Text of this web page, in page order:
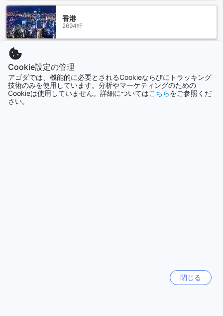
市内中心部に向かうバスが出ており、そこから地元のバスや
トゥクトゥクを利用してザ ガレージにアクセスできます。バ
スの運行時間やルートを確認して、効率的に移動することが
大切です。どの交通手段を選んでも、チェンライの美しい風
ザ ガレージの周辺ランドマーク
ザ ガレージは、チェンライの中心地に位置し、周囲には重要
な医療施設が点在しています。サン サイ ヘルス プロモーティ
ング ホスピタルは、健康と福祉を重視した先進的な医療サー
このバスターミナルでは、チェンライ市内外へのバスが頻繁
に運行されており、周辺の観光地や他の都市への移動がスム
香港
2694軒
1505軒
もっと見る
Cookie設定の管理
アゴダでは、機能的に必要とされるCookieならびにトラッキング
技術のみを使用しています。分析やマーケティングのための
Cookieは使用していません。詳細についてはこちらをご参照くだ
さい。
閉じる